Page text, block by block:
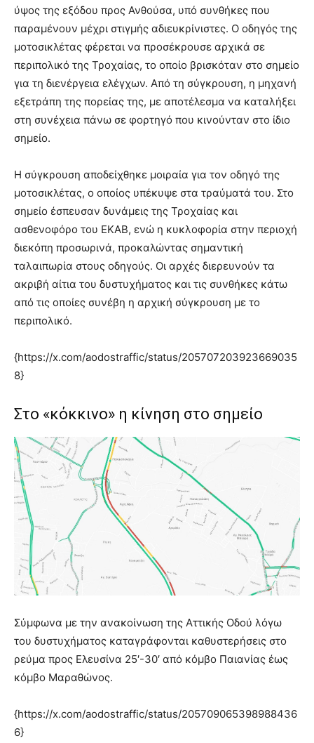
ύψος της εξόδου προς Ανθούσα, υπό συνθήκες που
παραμένουν μέχρι στιγμής αδιευκρίνιστες. Ο οδηγός της
μοτοσικλέτας φέρεται να προσέκρουσε αρχικά σε
περιπολικό της Τροχαίας, το οποίο βρισκόταν στο σημείο
για τη διενέργεια ελέγχων. Από τη σύγκρουση, η μηχανή
εξετράπη της πορείας της, με αποτέλεσμα να καταλήξει
στη συνέχεια πάνω σε φορτηγό που κινούνταν στο ίδιο
σημείο.
Η σύγκρουση αποδείχθηκε μοιραία για τον οδηγό της
μοτοσικλέτας, ο οποίος υπέκυψε στα τραύματά του. Στο
σημείο έσπευσαν δυνάμεις της Τροχαίας και
ασθενοφόρο του ΕΚΑΒ, ενώ η κυκλοφορία στην περιοχή
διεκόπη προσωρινά, προκαλώντας σημαντική
ταλαιπωρία στους οδηγούς. Oι αρχές διερευνούν τα
ακριβή αίτια του δυστυχήματος και τις συνθήκες κάτω
από τις οποίες συνέβη η αρχική σύγκρουση με το
περιπολικό.
{https://x.com/aodostraffic/status/205707203923669035
8}
Στο «κόκκινο» η κίνηση στο σημείο
Σύμφωνα με την ανακοίνωση της Αττικής Οδού λόγω
του δυστυχήματος καταγράφονται καθυστερήσεις στο
ρεύμα προς Ελευσίνα 25′-30′ από κόμβο Παιανίας έως
κόμβο Μαραθώνος.
{https://x.com/aodostraffic/status/205709065398988436
6}